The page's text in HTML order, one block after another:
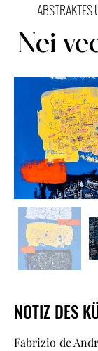
ABSTRAKTES
Nei
NOTIZ DES
Fabrizio de